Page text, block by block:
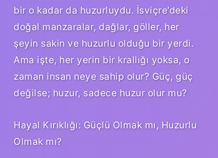
bir o kadar da huzurluydu. İsviçre’deki
doğal manzaralar, dağlar, göller, her
şeyin sakin ve huzurlu olduğu bir yerdi.
Ama işte, her yerin bir krallığı yoksa, o
zaman insan neye sahip olur? Güç, güç
değilse; huzur, sadece huzur olur mu?
Hayal Kırıklığı: Güçlü Olmak mı, Huzurlu
Olmak mı?